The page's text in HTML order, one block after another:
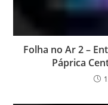
Folha no Ar 2 –
Páprica